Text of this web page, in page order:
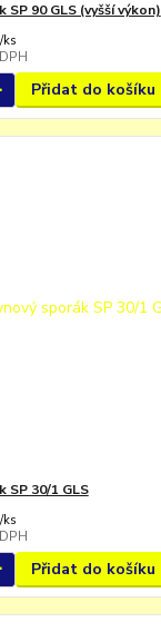
SP 90 GLS (vyšší výkon)
/ks
Přidat do košíku
SP 30/1 GLS
/ks
Přidat do košíku